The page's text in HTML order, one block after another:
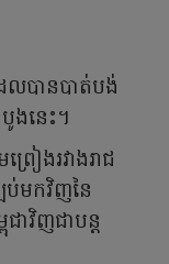
ែលបានបាត់បង់
ងនេះ។
ៀងរវាងរាជ
ប់មកវិញនៃ
ាវិញជាបន្ត